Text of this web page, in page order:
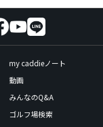
my caddieノート
動画
みんなのQ&A
ゴルフ場検索